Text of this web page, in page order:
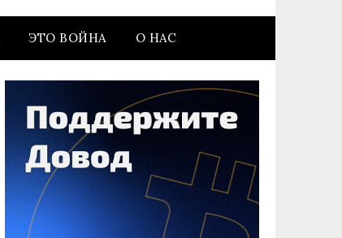
ЭТО ВОЙНА О НАС